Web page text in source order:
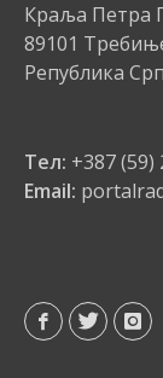
Краља Петра
89101
Република
Тел: +387 (59)
Email: